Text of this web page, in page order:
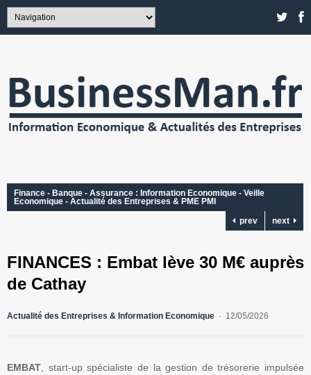
Finance - Banque - Assurance : Information Economique - Veille
Economique - Actualité des Entreprises & PME PMI
prev
next
FINANCES : Embat lève 30 M€ auprès
de Cathay
Actualité des Entreprises & Information Economique 12/05/2026
EMBAT, start-up spécialiste de la gestion de trésorerie impulsée